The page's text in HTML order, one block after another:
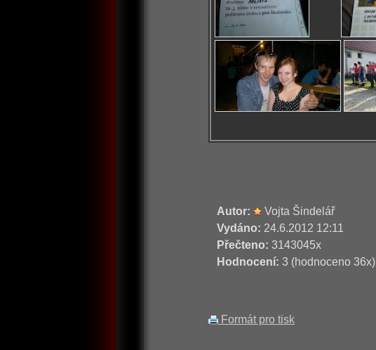
Autor:
Vojta Šindelář
Vydáno: 24.6.2012 12:11
Přečteno: 3143045x
Hodnocení: 3 (hodnoceno 36x)
Formát pro tisk